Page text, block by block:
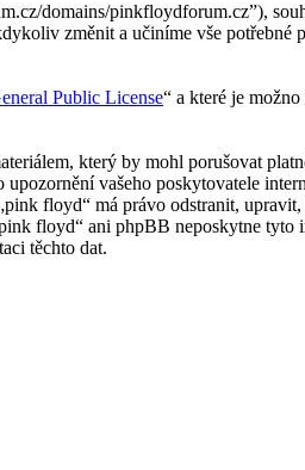
domains/pinkfloydforum.cz”),
změnit a učiníme vše potřebné
Public License“ a které je možno
který by mohl porušovat
vašeho poskytovatele
floyd“ má právo odstranit,
floyd“ ani phpBB neposkytne
těchto dat.